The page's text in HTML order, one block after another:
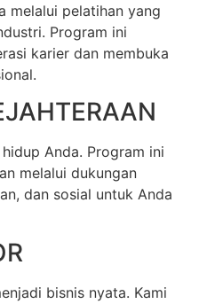
melalui pelatihan yang
Program ini
karier dan membuka
Anda. Program ini
melalui dukungan
dan sosial untuk Anda
bisnis nyata. Kami